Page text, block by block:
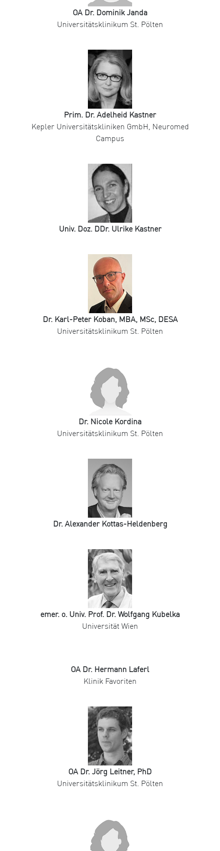
OA Dr. Dominik Janda
Universitätsklinikum St. Pölten
Prim. Dr. Adelheid Kastner
Kepler Universitätskliniken GmbH, Neuromed
Campus
Univ. Doz. DDr. Ulrike Kastner
Dr. Karl-Peter Koban, MBA, MSc, DESA
Universitätsklinikum St. Pölten
Dr. Nicole Kordina
Universitätsklinikum St. Pölten
Dr. Alexander Kottas-Heldenberg
emer. o. Univ. Prof. Dr. Wolfgang Kubelka
Universität Wien
OA Dr. Hermann Laferl
Klinik Favoriten
OA Dr. Jörg Leitner, PhD
Universitätsklinikum St. Pölten